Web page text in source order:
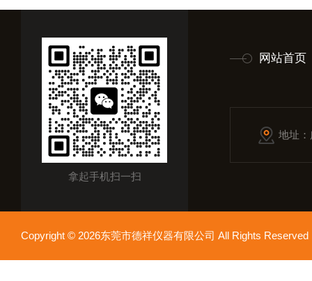
拿起手机扫一扫
网站首页
地址
Copyright © 2026东莞市德祥仪器有限公司 All Rights